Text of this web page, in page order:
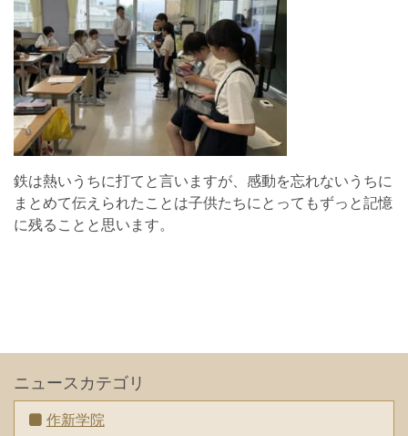
鉄は熱いうちに打てと言いますが、感動を忘れないうちに
まとめて伝えられたことは子供たちにとってもずっと記憶
に残ることと思います。
ニュースカテゴリ
作新学院